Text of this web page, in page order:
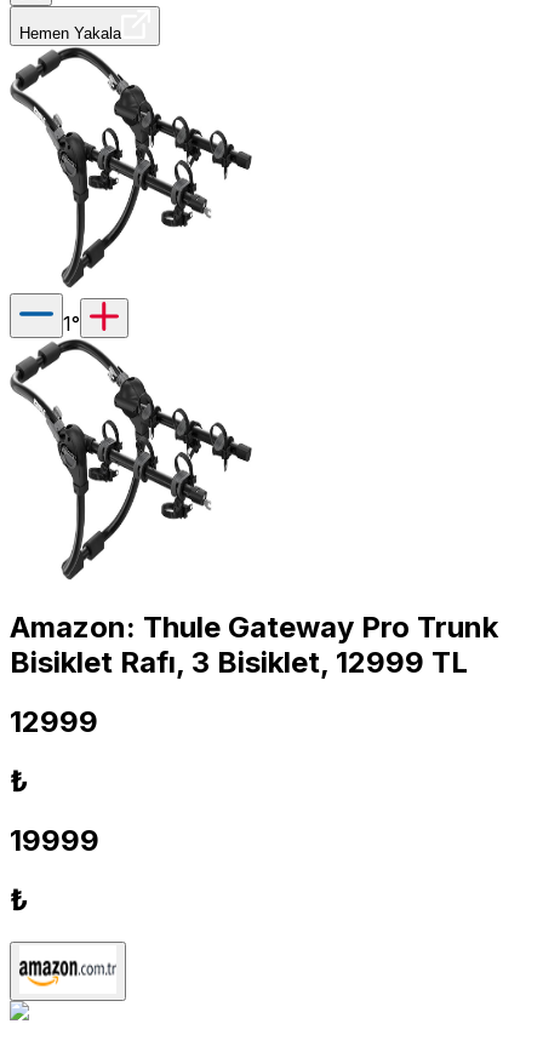
Hemen Yakala
1°
Amazon: Thule Gateway Pro Trunk
Bisiklet Rafı, 3 Bisiklet, 12999 TL
12999
₺
19999
₺